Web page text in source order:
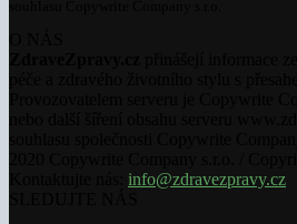
info@zdravezpravy.cz